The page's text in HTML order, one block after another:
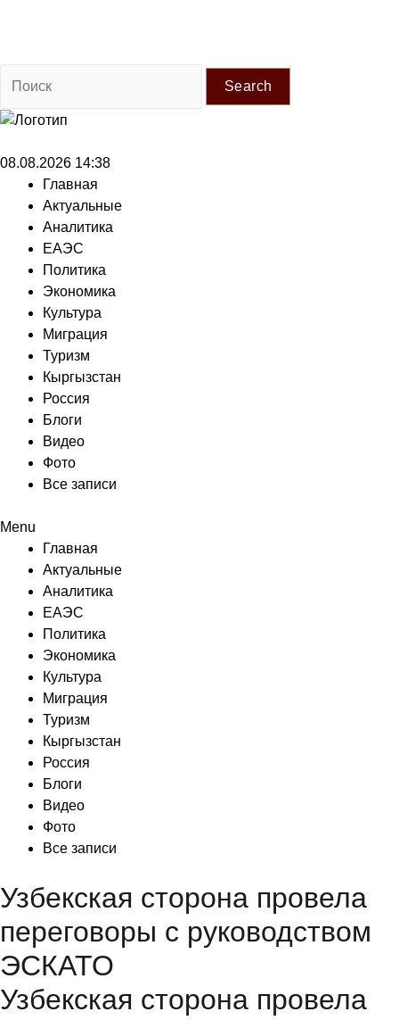
Search
08.08.2026 14:38
Главная
Актуальные
Аналитика
ЕАЭС
Политика
Экономика
Культура
Миграция
Туризм
Кыргызстан
Россия
Блоги
Видео
Фото
Все записи
Menu
Главная
Актуальные
Аналитика
ЕАЭС
Политика
Экономика
Культура
Миграция
Туризм
Кыргызстан
Россия
Блоги
Видео
Фото
Все записи
Узбекская сторона провела
переговоры с руководством
ЭСКАТО
Узбекская сторона провела